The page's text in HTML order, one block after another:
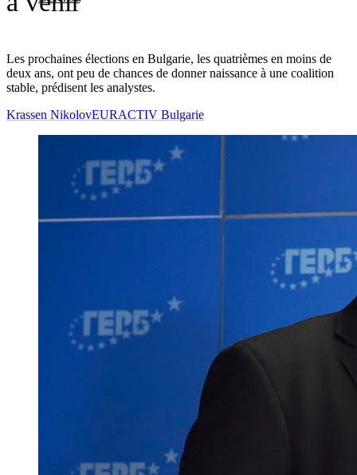
Les prochaines élections en Bulgarie, les quatrièmes en moins de
deux ans, ont peu de chances de donner naissance à une coalition
stable, prédisent les analystes.
Krassen NikolovEURACTIV Bulgarie